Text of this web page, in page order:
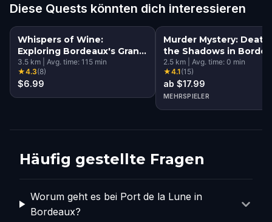
Diese Quests könnten dich interessieren
Whispers of Wine:
Exploring Bordeaux's Grand
Crus
3.5 km Avg. time: 115 min
★4.3(8)
$6.99
Murder Mystery: Death
the Shadows in
2.5 km Avg. time: 0 min
★4.1(15)
ab $17.99
MEHRSPIELER
Häufig gestellte Fragen
Worum geht es bei Port de la Lune in
Bordeaux?